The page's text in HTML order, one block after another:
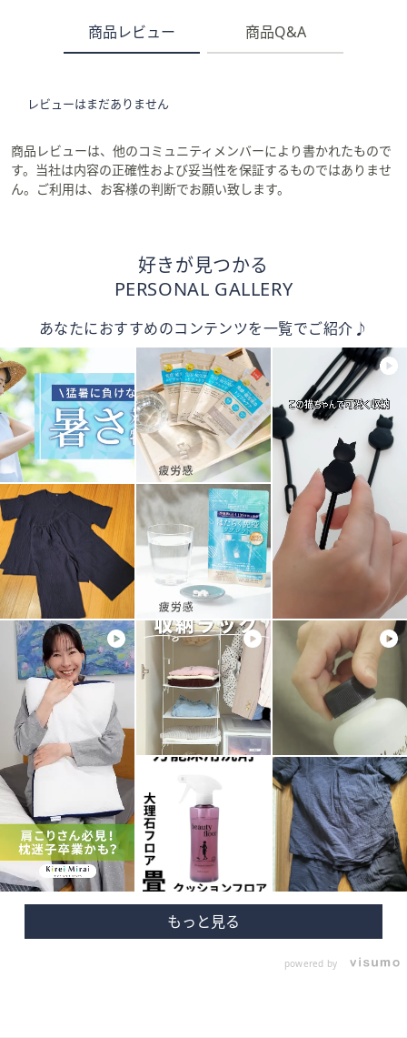
商品レビュー 商品Q&A
レビューはまだありません
商品レビューは、他のコミュニティメンバーにより書かれたもので
す。当社は内容の正確性および妥当性を保証するものではありませ
ん。ご利用は、お客様の判断でお願い致します。
好きが見つかる
PERSONAL GALLERY
あなたにおすすめのコンテンツを一覧でご紹介♪
powered by